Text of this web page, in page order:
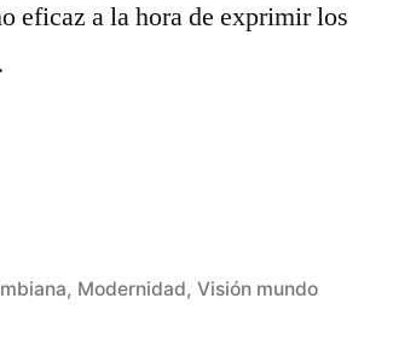
eficaz a la hora de exprimir los
, Modernidad,Visión mundo